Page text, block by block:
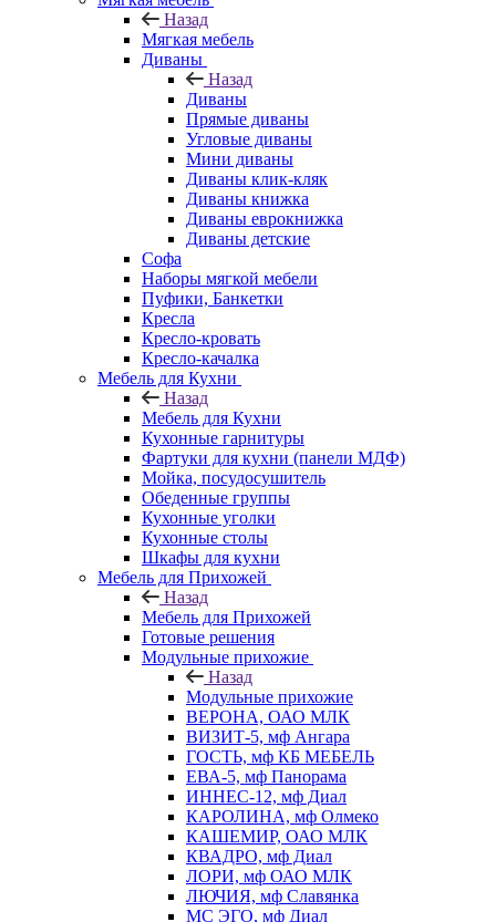
Назад
Мягкая мебель
Диваны
Назад
Диваны
Прямые диваны
Угловые диваны
Мини диваны
Диваны клик-кляк
Диваны книжка
Диваны еврокнижка
Диваны детские
Софа
Наборы мягкой мебели
Пуфики, Банкетки
Кресла
Кресло-кровать
Кресло-качалка
Мебель для Кухни
Назад
Мебель для Кухни
Кухонные гарнитуры
Фартуки для кухни (панели МДФ)
Мойка, посудосушитель
Обеденные группы
Кухонные уголки
Кухонные столы
Шкафы для кухни
Мебель для Прихожей
Назад
Мебель для Прихожей
Готовые решения
Модульные прихожие
Назад
Модульные прихожие
ВЕРОНА, ОАО МЛК
ВИЗИТ-5, мф Ангара
ГОСТЬ, мф КБ МЕБЕЛЬ
ЕВА-5, мф Панорама
ИННЕС-12, мф Диал
КАРОЛИНА, мф Олмеко
КАШЕМИР, ОАО МЛК
КВАДРО, мф Диал
ЛОРИ, мф ОАО МЛК
ЛЮЧИЯ, мф Славянка
МС ЭГО, мф Диал